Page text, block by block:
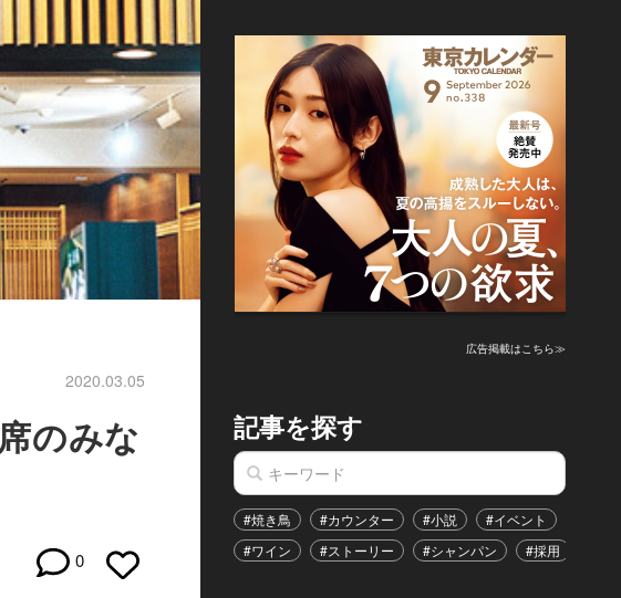
2020.03.05
のみな
0
広告掲載はこちら≫
記事を探す
#焼き鳥 #カウンター #小説 #イベント
#ワイン
#ストーリー #シャンパン #採用